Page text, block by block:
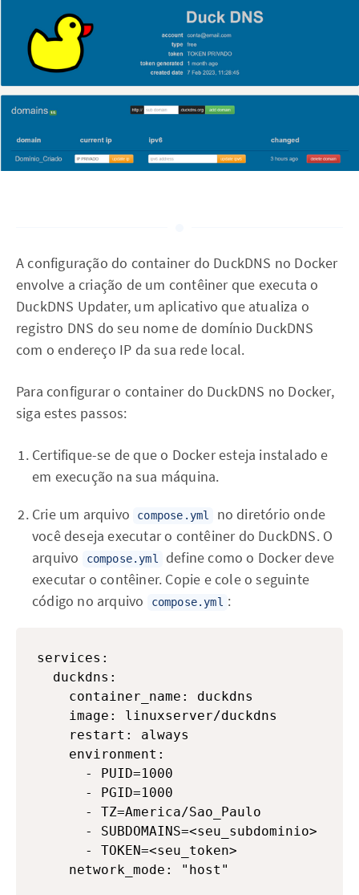
A configuração do container do DuckDNS no Docker
envolve a criação de um contêiner que executa o
DuckDNS Updater, um aplicativo que atualiza o
registro DNS do seu nome de domínio DuckDNS
com o endereço IP da sua rede local.
Para configurar o container do DuckDNS no Docker,
siga estes passos:
Certifique-se de que o Docker esteja instalado e
em execução na sua máquina.
Crie um arquivo compose.yml
no diretório onde
você deseja executar o contêiner do DuckDNS. O
arquivo
compose.yml
define como o Docker deve
executar o contêiner. Copie e cole o seguinte
código no arquivo
compose.yml :
services:
  duckdns:
    container_name: duckdns
    image: linuxserver/duckdns
    restart: always
    environment:
      - PUID=1000
      - PGID=1000
      - TZ=America/Sao_Paulo
      - SUBDOMAINS=<seu_subdominio>
      - TOKEN=<seu_token>